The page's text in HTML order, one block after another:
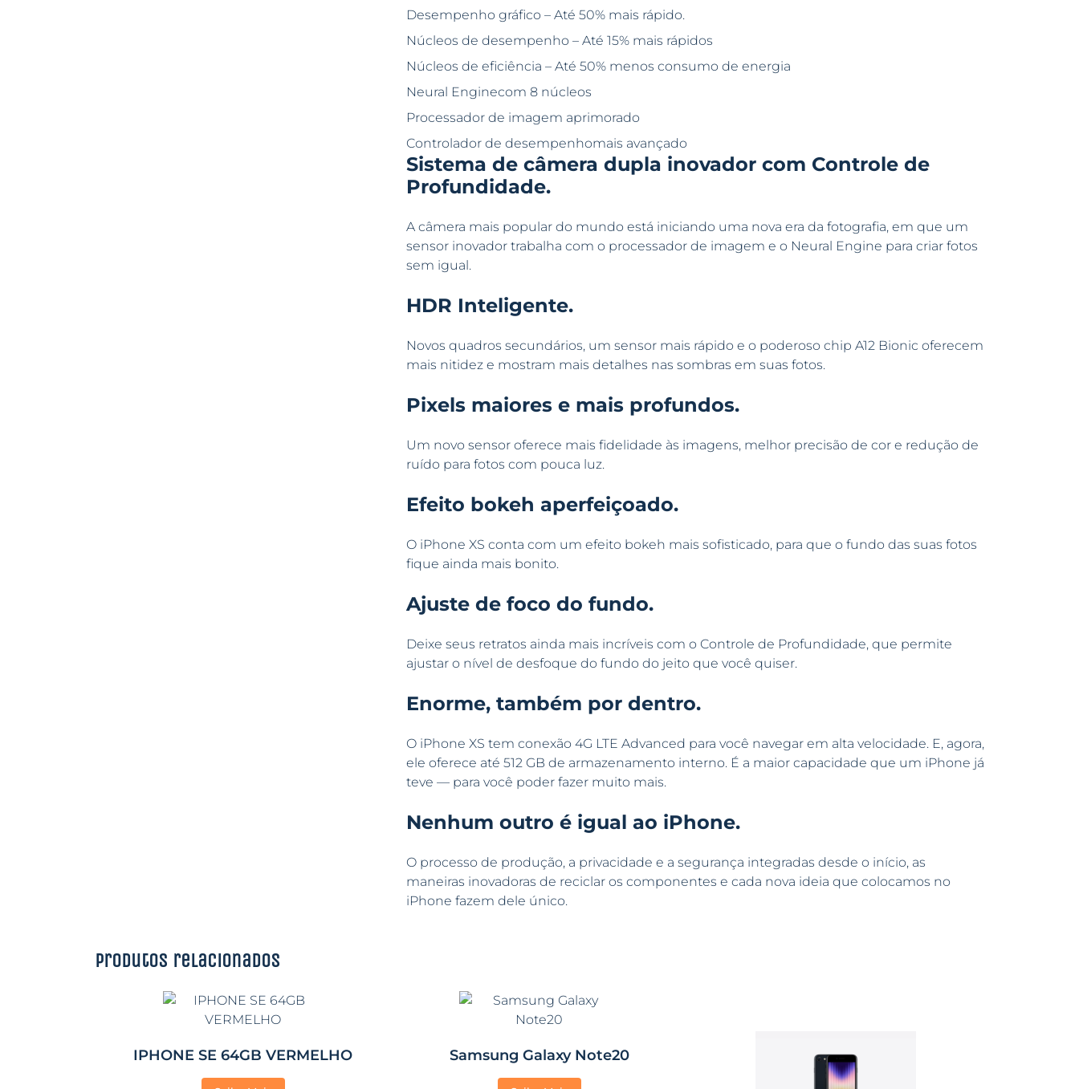
Desempenho gráfico – Até 50% mais rápido.
Núcleos de desempenho – Até 15% mais rápidos
Núcleos de eficiência – Até 50% menos consumo de energia
Neural Enginecom 8 núcleos
Processador de imagem aprimorado
Controlador de desempenhomais avançado
Sistema de câmera dupla inovador com Controle de
Profundidade.
A câmera mais popular do mundo está iniciando uma nova era da fotografia, em que um
sensor inovador trabalha com o processador de imagem e o Neural Engine para criar fotos
sem igual.
HDR Inteligente.
Novos quadros secundários, um sensor mais rápido e o poderoso chip A12 Bionic oferecem
mais nitidez e mostram mais detalhes nas sombras em suas fotos.
Pixels maiores e mais profundos.
Um novo sensor oferece mais fidelidade às imagens, melhor precisão de cor e redução de
ruído para fotos com pouca luz.
Efeito bokeh aperfeiçoado.
O iPhone XS conta com um efeito bokeh mais sofisticado, para que o fundo das suas fotos
fique ainda mais bonito.
Ajuste de foco do fundo.
Deixe seus retratos ainda mais incríveis com o Controle de Profundidade, que permite
ajustar o nível de desfoque do fundo do jeito que você quiser.
Enorme, também por dentro.
O iPhone XS tem conexão 4G LTE Advanced para você navegar em alta velocidade. E, agora,
ele oferece até 512 GB de armazenamento interno. É a maior capacidade que um iPhone já
teve — para você poder fazer muito mais.
Nenhum outro é igual ao iPhone.
O processo de produção, a privacidade e a segurança integradas desde o início, as
maneiras inovadoras de reciclar os componentes e cada nova ideia que colocamos no
iPhone fazem dele único.
Produtos relacionados
IPHONE SE 64GB VERMELHO Samsung Galaxy Note20